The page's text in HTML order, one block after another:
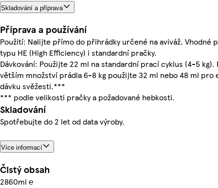
Skladování a příprava
Příprava a používání
Použití: Nalijte přímo do přihrádky určené na aviváž. Vhodné
typu HE (High Efficiency) i standardní pračky.
Dávkování: Použijte 22 ml na standardní prací cyklus (4-5 kg).
větším množství prádla 6-8 kg použijte 32 ml nebo 48 ml pro
dávku svěžesti.***
*** podle velikosti pračky a požadované hebkosti.
Skladování
Spotřebujte do 2 let od data výroby.
Více informací
Čistý obsah
2860ml ℮